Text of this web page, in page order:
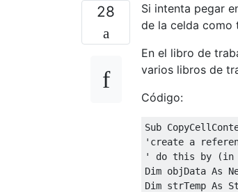
28
Si intenta pegar
de la celda como
En el libro de
varios libros de
Código:
Sub
'create a
' do this by (in
Dim objData As
Dim strTemp As